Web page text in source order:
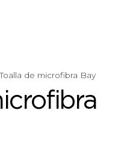
Toalla de microfibra Bay